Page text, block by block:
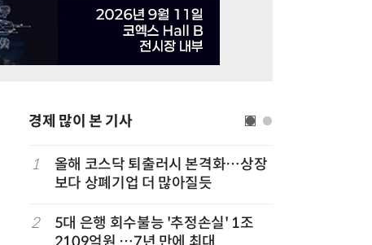
경제 많이 본 기사
1
올해 코스닥 퇴출러시 본격화…상장
보다 상폐기업 더 많아질듯
2
5대 은행 회수불능 '추정손실' 1조